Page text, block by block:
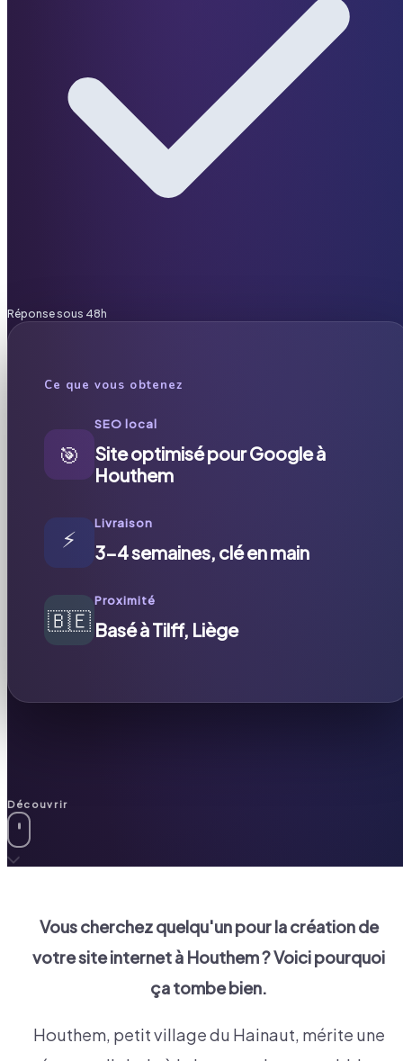
Réponse sous 48h
Ce que vous obtenez
🎯
SEO local
Site optimisé pour Google à
Houthem
⚡
Livraison
3-4 semaines, clé en main
🇧🇪
Proximité
Basé à Tilff, Liège
Découvrir
Vous cherchez quelqu'un pour la création de
votre site internet à Houthem? Voici pourquoi
ça tombe bien.
Houthem, petit village du Hainaut, mérite une